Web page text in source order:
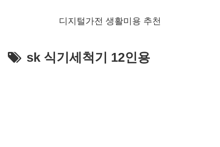
디지털가전 생활미용 추천
sk 식기세척기 12인용